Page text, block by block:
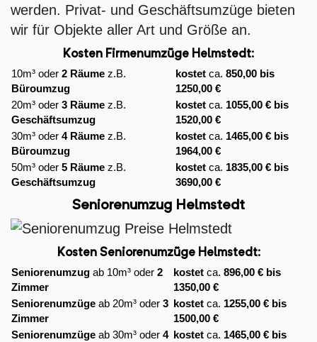
werden. Privat- und Geschäftsumzüge bieten
wir für Objekte aller Art und Größe an.
Kosten Firmenumzüge Helmstedt:
10m³ oder 2 Räume z.B.
Büroumzug
kostet ca. 850,00 bis
1250,00 €
20m³ oder 3 Räume z.B.
Geschäftsumzug
kostet ca. 1055,00 € bis
1520,00 €
30m³ oder 4 Räume z.B.
Büroumzug
kostet ca. 1465,00 € bis
1964,00 €
50m³ oder 5 Räume z.B.
Geschäftsumzug
kostet ca. 1835,00 € bis
3690,00 €
Seniorenumzug Helmstedt
Kosten Seniorenumzüge Helmstedt:
Seniorenumzug ab 10m³ oder 2
Zimmer
kostet ca. 896,00 € bis
1350,00 €
Seniorenumzüge ab 20m³ oder 3
Zimmer
kostet ca. 1255,00 € bis
1500,00 €
Seniorenumzüge ab 30m³ oder 4 kostet ca. 1465,00 € bis